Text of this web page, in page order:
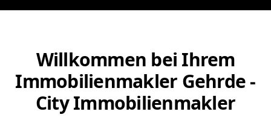
Willkommen bei Ihrem
Immobilienmakler Gehrde -
City Immobilienmakler